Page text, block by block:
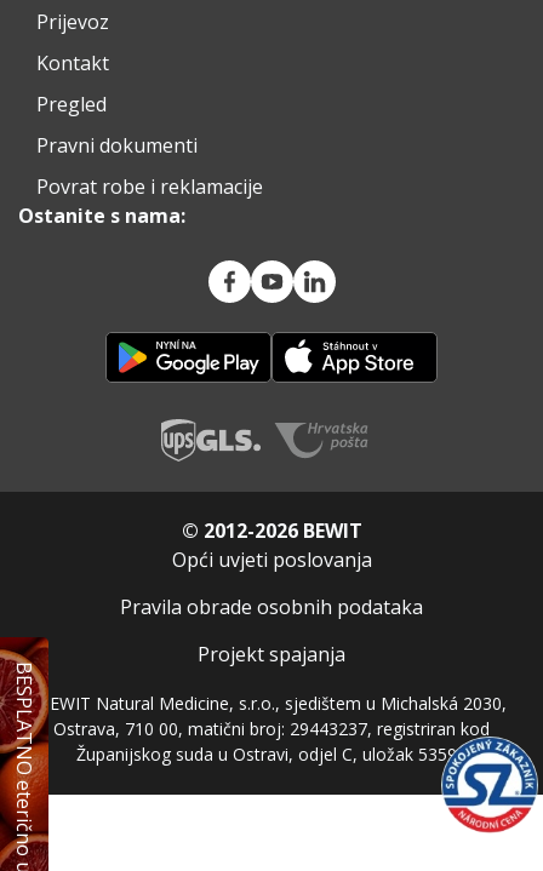
BESPLATNO eterično ulje
Prijevoz
Kontakt
Pregled
Pravni dokumenti
Povrat robe i reklamacije
Ostanite s nama:
© 2012-2026 BEWIT
Opći uvjeti poslovanja
Pravila obrade osobnih podataka
Projekt spajanja
BEWIT Natural Medicine, s.r.o., sjedištem u Michalská 2030,
Ostrava, 710 00, matični broj: 29443237, registriran kod
Županijskog suda u Ostravi, odjel C, uložak 53597